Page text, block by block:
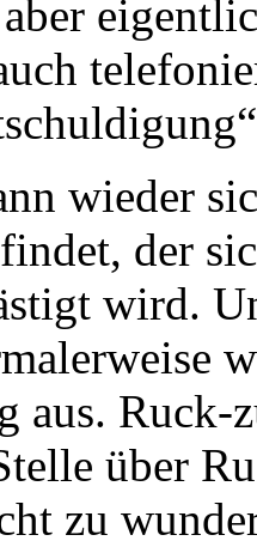
wieder
der
wird.
aus. Ruck-
über
zu